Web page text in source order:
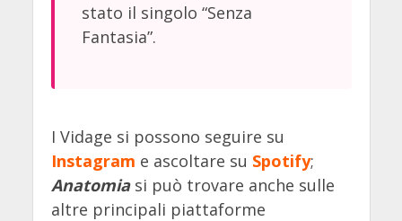
stato il singolo “Senza
Fantasia”.
I Vidage si possono seguire su
Instagram e ascoltare su Spotify;
Anatomiasi può trovare anche sulle
altre principali piattaforme